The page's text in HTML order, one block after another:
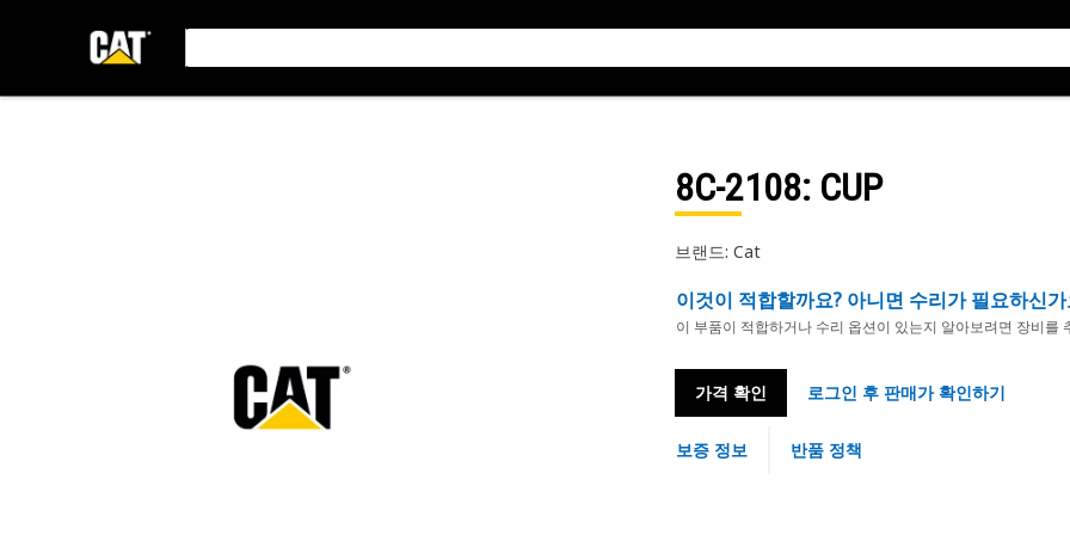
8C-2108: CUP
브랜드: Cat
이것이 적합할까요? 아니면 수리가 필요하신가
이 부품이 적합하거나 수리 옵션이 있는지 알아보려면 장비를
가격 확인 로그인 후 판매가 확인하기
보증 정보 반품 정책